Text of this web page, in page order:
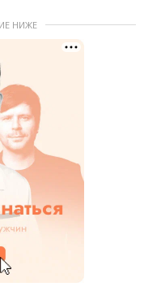
НИЖЕ